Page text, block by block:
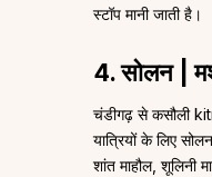
स्टॉप मानी जाती है।
4. सोलन |
चंडीगढ़ से कसौली
यात्रियों के लिए
शांत माहौल, शूलिनी